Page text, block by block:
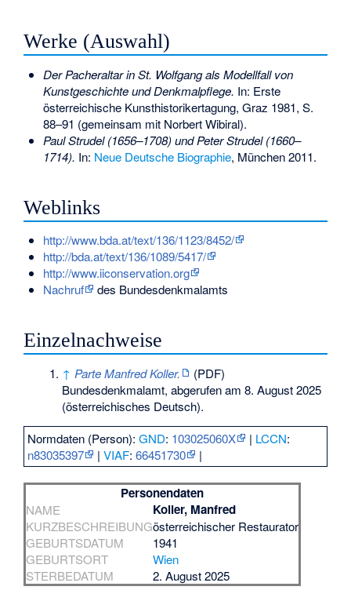
Werke (Auswahl)
Der Pacheraltar in St. Wolfgang als Modellfall von
Kunstgeschichte und Denkmalpflege. In: Erste
österreichische Kunsthistorikertagung, Graz 1981, S.
88–91 (gemeinsam mit Norbert Wibiral).
Paul Strudel (1656–1708) und Peter Strudel (1660–
1714). In: Neue Deutsche Biographie, München 2011.
Weblinks
http://www.bda.at/text/136/1123/8452/
http://bda.at/text/136/1089/5417/
http://www.iiconservation.org
Nachruf
des Bundesdenkmalamts
Einzelnachweise
↑ Parte Manfred Koller.
(PDF)
Bundesdenkmalamt, abgerufen am 8. August 2025
(österreichisches Deutsch).
Normdaten (Person):GND: 103025060X | LCCN:
n83035397
|VIAF:66451730 |
Personendaten
NAME Koller, Manfred
KURZBESCHREIBUNGösterreichischer Restaurator
GEBURTSDATUM
1941
GEBURTSORT
Wien
STERBEDATUM
2. August 2025